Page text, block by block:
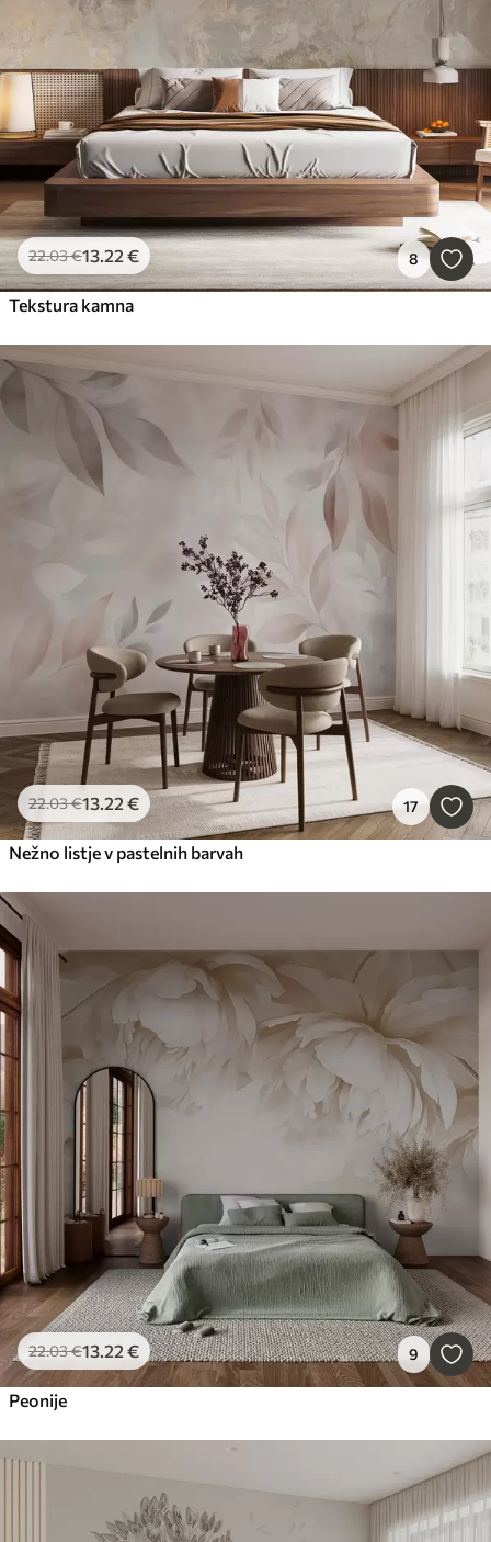
22.03€13.22 € 8
Tekstura kamna
22.03€13.22 € 17
Nežno listje v pastelnih barvah
22.03€13.22 € 9
Peonije